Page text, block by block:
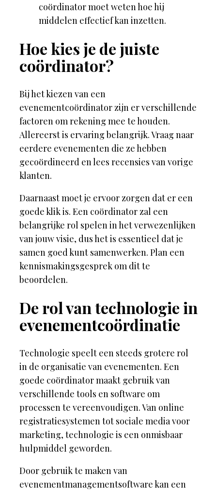
coördinator moet weten hoe hij
middelen effectief kan inzetten.
Hoe kies je de juiste
coördinator?
Bij het kiezen van een
evenementcoördinator zijn er verschillende
factoren om rekening mee te houden.
Allereerst is ervaring belangrijk. Vraag naar
eerdere evenementen die ze hebben
gecoördineerd en lees recensies van vorige
klanten.
Daarnaast moet je ervoor zorgen dat er een
goede klik is. Een coördinator zal een
belangrijke rol spelen in het verwezenlijken
van jouw visie, dus het is essentieel dat je
samen goed kunt samenwerken. Plan een
kennismakingsgesprek om dit te
beoordelen.
De rol van technologie in
evenementcoördinatie
Technologie speelt een steeds grotere rol
in de organisatie van evenementen. Een
goede coördinator maakt gebruik van
verschillende tools en software om
processen te vereenvoudigen. Van online
registratiesystemen tot sociale media voor
marketing, technologie is een onmisbaar
hulpmiddel geworden.
Door gebruik te maken van
evenementmanagementsoftware kan een